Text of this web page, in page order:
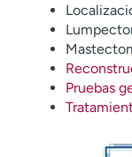
Pruebas